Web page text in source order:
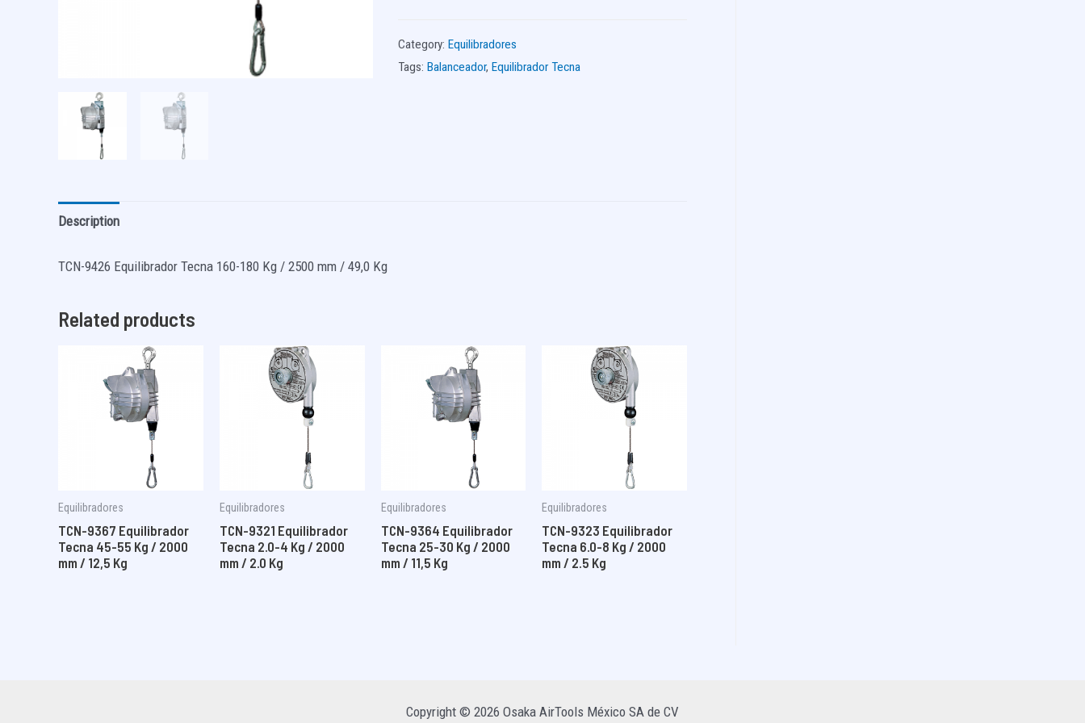
Category: Equilibradores
Tags: Balanceador, Equilibrador Tecna
Description
TCN-9426 Equilibrador Tecna 160-180 Kg / 2500 mm / 49,0 Kg
Related products
Equilibradores
TCN-9367 Equilibrador
Tecna 45-55 Kg / 2000
mm / 12,5 Kg
Equilibradores
TCN-9321 Equilibrador
Tecna 2.0-4 Kg / 2000
mm / 2.0 Kg
Equilibradores
TCN-9364 Equilibrador
Tecna 25-30 Kg / 2000
mm / 11,5 Kg
Equilibradores
TCN-9323 Equilibrador
Tecna 6.0-8 Kg / 2000
mm / 2.5 Kg
Copyright © 2026 Osaka AirTools México SA de CV